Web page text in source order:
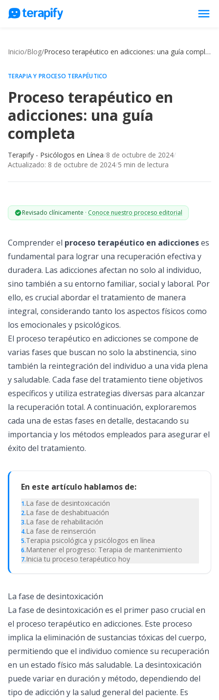
menu
Opiniones
Empresas
Preguntas frecuentes
Blog
Inicio/Blog/ Proceso terapéutico en adicciones: una guía completa
TERAPIA Y PROCESO TERAPÉUTICO
Proceso terapéutico en
adicciones: una guía
completa
Terapify - Psicólogos en Línea/8 de octubre de 2024/
Actualizado: 8 de octubre de 2024/5 min de lectura
Revisado clínicamente · Conoce nuestro proceso editorial
Comprender el proceso terapéutico en adiccioneses
fundamental para lograr una recuperación efectiva y
duradera. Las adicciones afectan no solo al individuo,
sino también a su entorno familiar, social y laboral. Por
ello, es crucial abordar el tratamiento de manera
integral, considerando tanto los aspectos físicos como
los emocionales y psicológicos.
El proceso terapéutico en adicciones se compone de
varias fases que buscan no solo la abstinencia, sino
también la reintegración del individuo a una vida plena
y saludable. Cada fase del tratamiento tiene objetivos
específicos y utiliza estrategias diversas para alcanzar
la recuperación total. A continuación, exploraremos
cada una de estas fases en detalle, destacando su
importancia y los métodos empleados para asegurar el
éxito del tratamiento.
En este artículo hablamos de:
1.La fase de desintoxicación
2.La fase de deshabituación
3.La fase de rehabilitación
4.La fase de reinserción
5.Terapia psicológica y psicólogos en línea
6.Mantener el progreso: Terapia de mantenimiento
7.Inicia tu proceso terapéutico hoy
La fase de desintoxicación
La fase de desintoxicación es el primer paso crucial en
el proceso terapéutico en adicciones. Este proceso
implica la eliminación de sustancias tóxicas del cuerpo,
permitiendo que el individuo comience su recuperación
en un estado físico más saludable. La desintoxicación
puede variar en duración y método, dependiendo del
tipo de adicción y la salud general del paciente. Es